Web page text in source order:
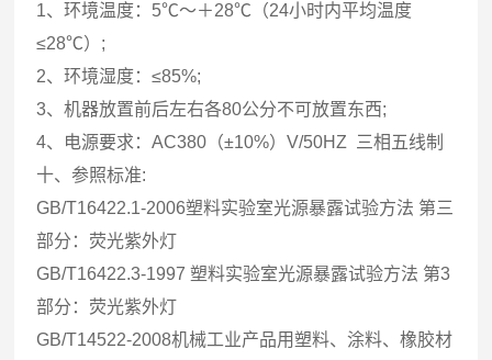
1、环境温度：5℃～＋28℃（24小时内平均温度
≤28℃）;
2、环境湿度：≤85%;
3、机器放置前后左右各80公分不可放置东西;
4、电源要求：AC380（±10%）V/50HZ 三相五线制
十、参照标准:
GB/T16422.1-2006塑料实验室光源暴露试验方法 第三
部分：荧光紫外灯
GB/T16422.3-1997 塑料实验室光源暴露试验方法 第3
部分：荧光紫外灯
GB/T14522-2008机械工业产品用塑料、涂料、橡胶材